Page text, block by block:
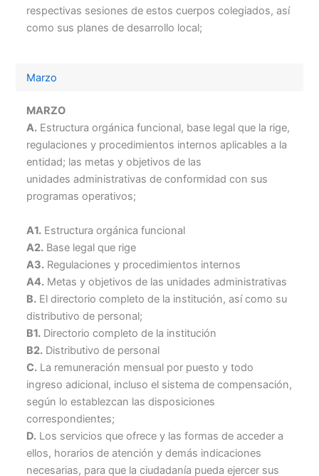
respectivas sesiones de estos cuerpos colegiados, así
como sus planes de desarrollo local;
Marzo
MARZO
A. Estructura orgánica funcional, base legal que la rige,
regulaciones y procedimientos internos aplicables a la
entidad; las metas y objetivos de las
unidades administrativas de conformidad con sus
programas operativos;
A1. Estructura orgánica funcional
A2. Base legal que rige
A3. Regulaciones y procedimientos internos
A4. Metas y objetivos de las unidades administrativas
B. El directorio completo de la institución, así como su
distributivo de personal;
B1. Directorio completo de la institución
B2. Distributivo de personal
C. La remuneración mensual por puesto y todo
ingreso adicional, incluso el sistema de compensación,
según lo establezcan las disposiciones
correspondientes;
D. Los servicios que ofrece y las formas de acceder a
ellos, horarios de atención y demás indicaciones
necesarias, para que la ciudadanía pueda ejercer sus